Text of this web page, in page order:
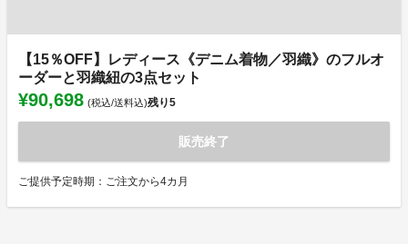
【15％OFF】レディース《デニム着物／羽織》のフルオ
ーダーと羽織紐の3点セット
¥90,698 (税込/送料込)残り5
販売終了
ご提供予定時期：ご注文から4カ月